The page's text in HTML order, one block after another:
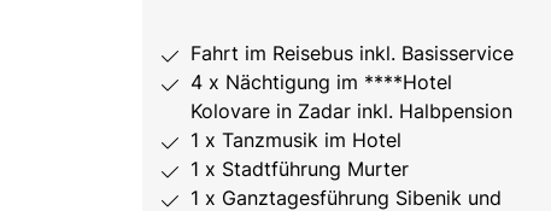
Fahrt im Reisebus inkl. Basisservice
4 x Nächtigung im ****Hotel
Kolovare in Zadar inkl. Halbpension
1 x Tanzmusik im Hotel
1 x Stadtführung Murter
1 x Ganztagesführung Sibenik und